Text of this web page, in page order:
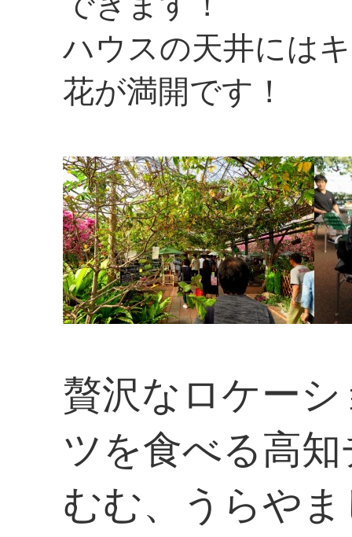
ハウスの天井には
花が満開です！
贅沢なロケー
ツを食べる高
むむ、うらや